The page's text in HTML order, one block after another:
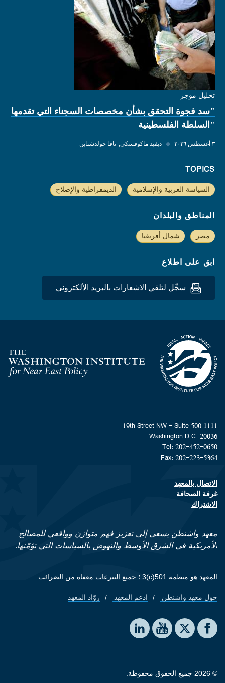
تحليل موجز
"سد فجوة التحقق بشأن مخصصات السجناء التي تقدمها
"السلطة الفلسطينية
٣ أغسطس ٢٠٢٦ ◆ ديفيد ماكوفسكي نافا جولدشتاين
TOPICS
السياسة العربية والإسلامية الديمقراطية والإصلاح
المناطق والبلدان
مصر شمال أفريقيا
ابق على اطلاع
سجِّل لتلقي الاشعارات بالبريد الألكتروني
Homepage
1111 19th Street NW - Suite 500
Washington D.C. 20036
Tel: 202-452-0650
Fax: 202-223-5364
Footer contact links
الاتصال بالمعهد
غرفة الصحافة
الاشتراك
معهد واشنطن يسعى إلى تعزيز فهم متوازن وواقعي للمصالح
الأمريكية في الشرق الأوسط والنهوض بالسياسات التي تؤمّنها.
المعهد هو منظمة 501(c)3 ؛ جميع التبرعات معفاة من الضرائب.
Footer quick links
حول معهد واشنطن ادعم المعهد روّاد المعهد
Social media
The Washington Institute on Facebook
The Washington Institute on X
The Washington Institute on YouTube
The Washington Institute on LinkedIn
© 2026 جميع الحقوق محفوظة.